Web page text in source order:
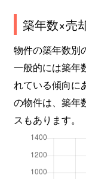
築年数×売
物件の築年数別
一般的には築年
れている傾向に
の物件は、築年
スもあります。